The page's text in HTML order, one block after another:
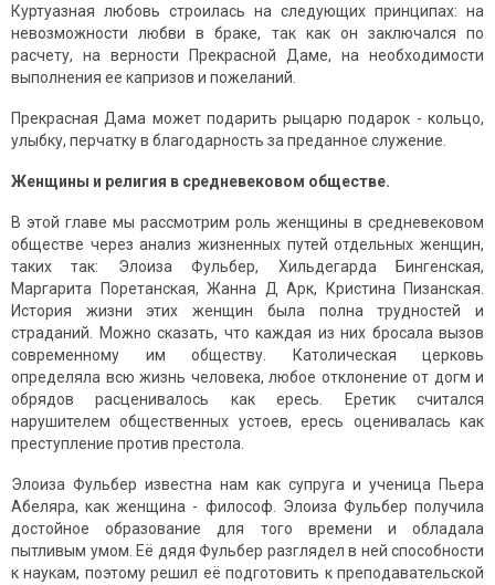
Куртуазная любовь строилась на следующих принципах: на
невозможности любви в браке, так как он заключался по
расчету, на верности Прекрасной Даме, на необходимости
выполнения ее капризов и пожеланий.
Прекрасная Дама может подарить рыцарю подарок - кольцо,
улыбку, перчатку в благодарность за преданное служение.
Женщины и религия в средневековом обществе.
В этой главе мы рассмотрим роль женщины в средневековом
обществе через анализ жизненных путей отдельных женщин,
таких так: Элоиза Фульбер, Хильдегарда Бингенская,
Маргарита Поретанская, Жанна Д Арк, Кристина Пизанская.
История жизни этих женщин была полна трудностей и
страданий. Можно сказать, что каждая из них бросала вызов
современному им обществу. Католическая церковь
определяла всю жизнь человека, любое отклонение от догм и
обрядов расценивалось как ересь. Еретик считался
нарушителем общественных устоев, ересь оценивалась как
преступление против престола.
Элоиза Фульбер известна нам как супруга и ученица Пьера
Абеляра, как женщина - философ. Элоиза Фульбер получила
достойное образование для того времени и обладала
пытливым умом. Её дядя Фульбер разглядел в ней способности
к наукам, поэтому решил её подготовить к преподавательской